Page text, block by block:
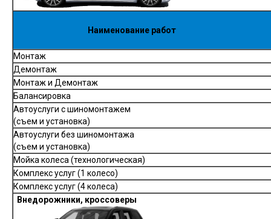
Наименование работ
Монтаж
Демонтаж
Монтаж и Демонтаж
Балансировка
Автоуслуги с шиномонтажем
(съем и установка)
Автоуслуги без шиномонтажа
(съем и установка)
Мойка колеса (технологическая)
Комплекс услуг (1 колесо)
Комплекс услуг (4 колеса)
Внедорожники, кроссоверы